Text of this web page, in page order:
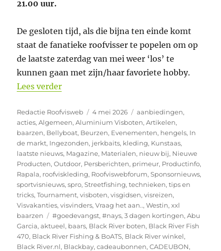
21.00 uur.
De gesloten tijd, als die bijna ten einde komt
staat de fanatieke roofvisser te popelen om op
de laatste zaterdag van mei weer ‘los’ te
kunnen gaan met zijn/haar favoriete hobby.
Lees verder“4e Preseason Market bij Black River
Auteur
Redactie Roofvisweb
Geplaatst
op
4 mei 2026 Categorieën
aanbiedingen,
acties,Algemeen,Aluminium Visboten,Artikelen,
baarzen, Bellyboat, Beurzen, Evenementen, hengels, In
de markt, Ingezonden, jerkbaits, kleding, Kunstaas,
laatste nieuws, Magazine, Materialen, nieuw bij, Nieuwe
Producten,Outdoor, Persberichten, primeur, Productinfo,
Rapala, roofviskleding, Roofviswebforum,Sponsornieuws,
sportvisnieuws,spro,Streetfishing,technieken,tips en
tricks,Tournament,visboten,visgidsen,visreizen,
Visvakanties,visvinders,Vraag het aan..,Westin,xxl
baarzen
Tags
#goedevangst,#nays,3 dagen kortingen,Abu
Garcia,aktueel, baars, Black River boten, Black River Fish
470, Black River Fishing & BoATS, Black River winkel,
Black River.nl, Blackbay,cadeaubonnen,CADEUBON,